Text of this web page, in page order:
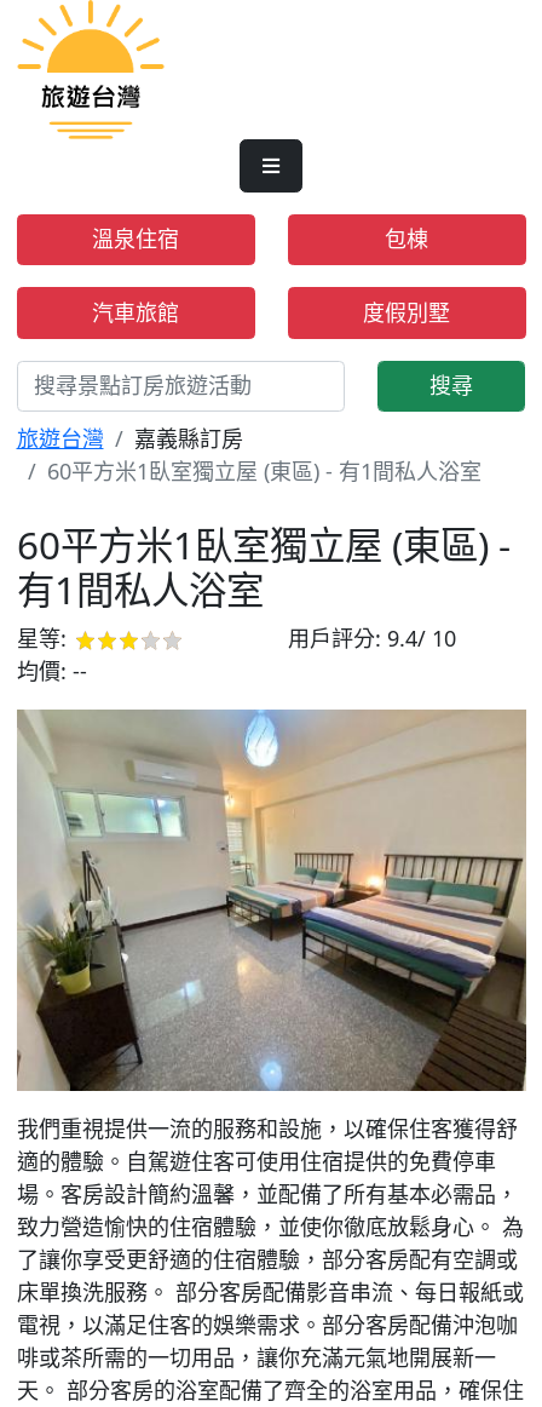
溫泉住宿 包棟
汽車旅館 度假別墅
搜尋
旅遊台灣
嘉義縣訂房
60平方米1臥室獨立屋 (東區) - 有1間私人浴室
60平方米1臥室獨立屋 (東區) -
有1間私人浴室
星等: 用戶評分: 9.4/ 10
均價: --
我們重視提供一流的服務和設施，以確保住客獲得舒
適的體驗。自駕遊住客可使用住宿提供的免費停車
場。客房設計簡約溫馨，並配備了所有基本必需品，
致力營造愉快的住宿體驗，並使你徹底放鬆身心。 為
了讓你享受更舒適的住宿體驗，部分客房配有空調或
床單換洗服務。 部分客房配備影音串流、每日報紙或
電視，以滿足住客的娛樂需求。部分客房配備沖泡咖
啡或茶所需的一切用品，讓你充滿元氣地開展新一
天。 部分客房的浴室配備了齊全的浴室用品，確保住